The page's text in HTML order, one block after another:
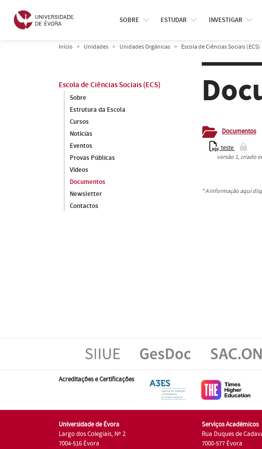
SOBRE ESTUDAR INVESTIGAR
Início Unidades Unidades Orgânicas Escola de Ciências Sociais (ECS)
Escola de Ciências Sociais (ECS)
Sobre
Estrutura da Escola
Cursos
Notícias
Eventos
Provas Públicas
Vídeos
Documentos
Newsletter
Contactos
Documentos
teste
versão 1, criado
* A informação aqui
Acreditações e Certificações
Universidade de Évora
Largo dos Colegiais, Nº 2
7004-516 Évora
Serviços Académicos
Rua Duques de
7000-577 Évora